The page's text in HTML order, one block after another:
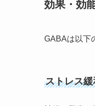
効果・効
GABAは以下
ストレス緩